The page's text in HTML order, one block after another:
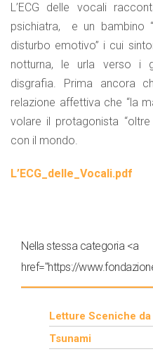
L’ECG delle vocali
psichiatra, e un bambino
disturbo emotivo” i cui
notturna, le urla verso i
disgrafia. Prima ancora
relazione affettiva che “la
volare il protagonista
con il mondo.
L’ECG_delle_Vocali.pdf
Nella stessa categoria <a
href="https://
Letture Sceniche
Tsunami